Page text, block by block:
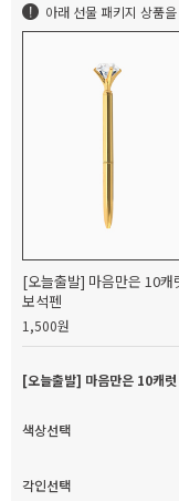
아래 선물 패키지 상품
[오늘출발] 마음만은 10캐
보석펜
1,500원
[오늘출발] 마음만은 10캐럿
색상선택
각인선택